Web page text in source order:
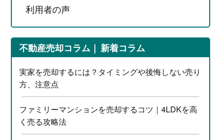
利用者の声
不動産売却コラム 新着コラム
実家を売却するには？タイミングや後悔しない売り
方、注意点
ファミリーマンションを売却するコツ｜4LDKを高
く売る攻略法